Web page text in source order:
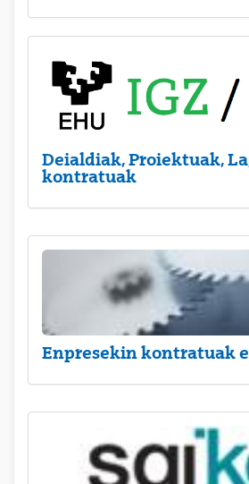
Deialdiak, Proiektuak,
kontratuak
Enpresekin kontratuak